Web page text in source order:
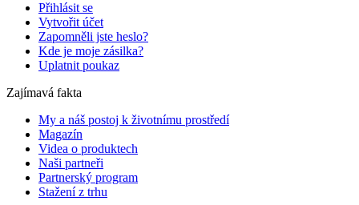
Přihlásit se
Vytvořit účet
Zapomněli jste heslo?
Kde je moje zásilka?
Uplatnit poukaz
Zajímavá fakta
My a náš postoj k životnímu prostředí
Magazín
Videa o produktech
Naši partneři
Partnerský program
Stažení z trhu